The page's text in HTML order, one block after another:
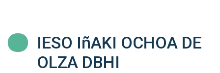
IESO IñAKI OCHOA DE
OLZA DBHI